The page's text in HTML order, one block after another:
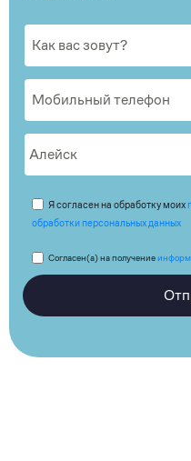
Я согласен на обработку моих
обработки персональных данных
Согласен(а) на получение